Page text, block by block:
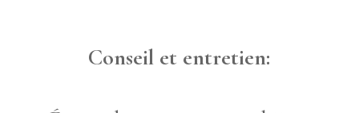
Conseil et entretien: